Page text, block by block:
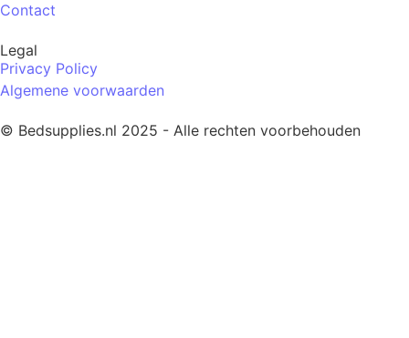
Contact
Legal
Privacy Policy
Algemene voorwaarden
© Bedsupplies.nl 2025 - Alle rechten voorbehouden